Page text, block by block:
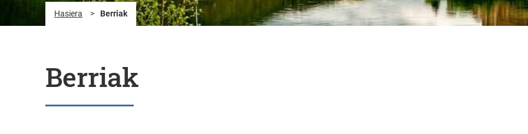
Hasiera > Berriak
Berriak